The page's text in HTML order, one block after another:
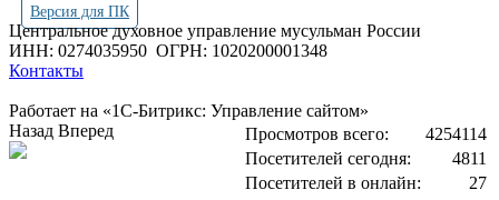
Версия для ПК
Центральное духовное управление мусульман России
ИНН: 0274035950 ОГРН: 1020200001348
Контакты
Работает на «1С-Битрикс: Управление сайтом»
Просмотров всего:
4254114
Посетителей сегодня:
4811
Посетителей в онлайн:
27
Назад Вперед